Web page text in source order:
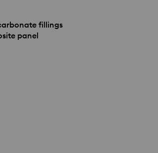
fillings
panel